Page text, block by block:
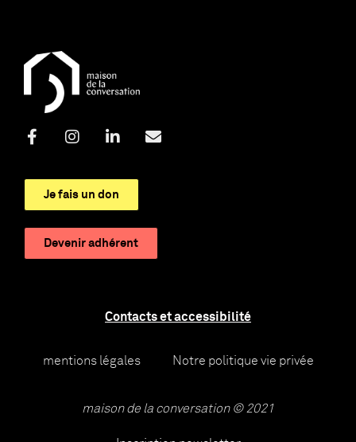
Je fais un don
Devenir adhérent
Contacts et accessibilité
mentions légales Notre politique vie privée
maison de la conversation © 2021